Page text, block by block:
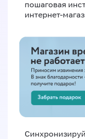
пошаговая
интернет-